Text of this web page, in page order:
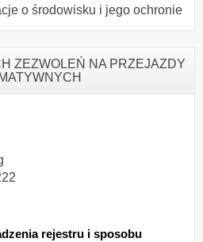
o środowisku i jego ochronie
ZEZWOLEŃ NA PRZEJAZDY
rejestru i sposobu